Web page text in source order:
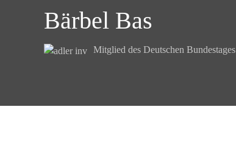
Bärbel Bas
Mitglied des Deutschen Bundestages